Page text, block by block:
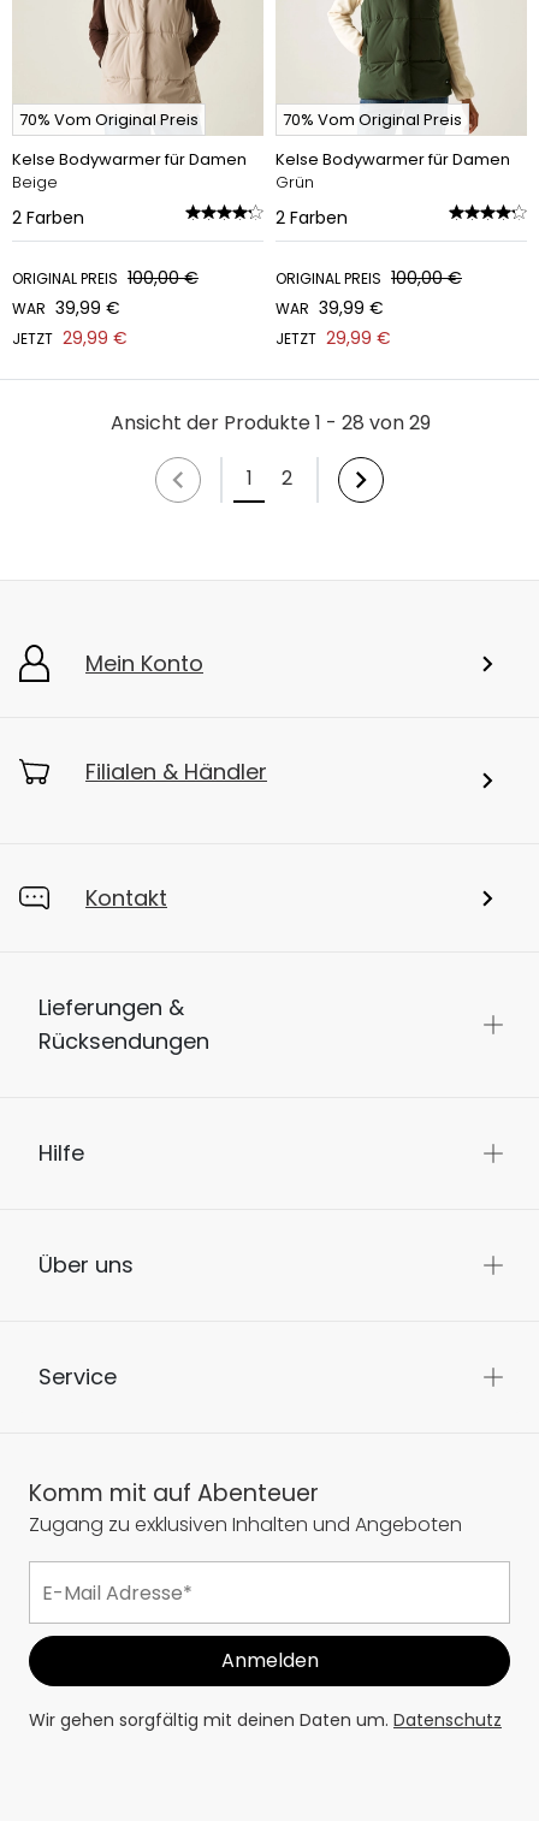
70% Vom Original Preis
Kelse Bodywarmer für Damen
Beige
2 Farben
ORIGINAL PREIS 100,00 €
WAR 39,99 €
JETZT 29,99 €
70% Vom Original Preis
Kelse Bodywarmer für Damen
Grün
2 Farben
ORIGINAL PREIS 100,00 €
WAR 39,99 €
JETZT 29,99 €
Ansicht der Produkte 1 - 28 von 29
1
2
Mein Konto
Filialen & Händler
Kontakt
Lieferungen &
Rücksendungen
Hilfe
Über uns
Service
Komm mit auf Abenteuer
Zugang zu exklusiven Inhalten und Angeboten
Wir gehen sorgfältig mit deinen Daten um. Datenschutz